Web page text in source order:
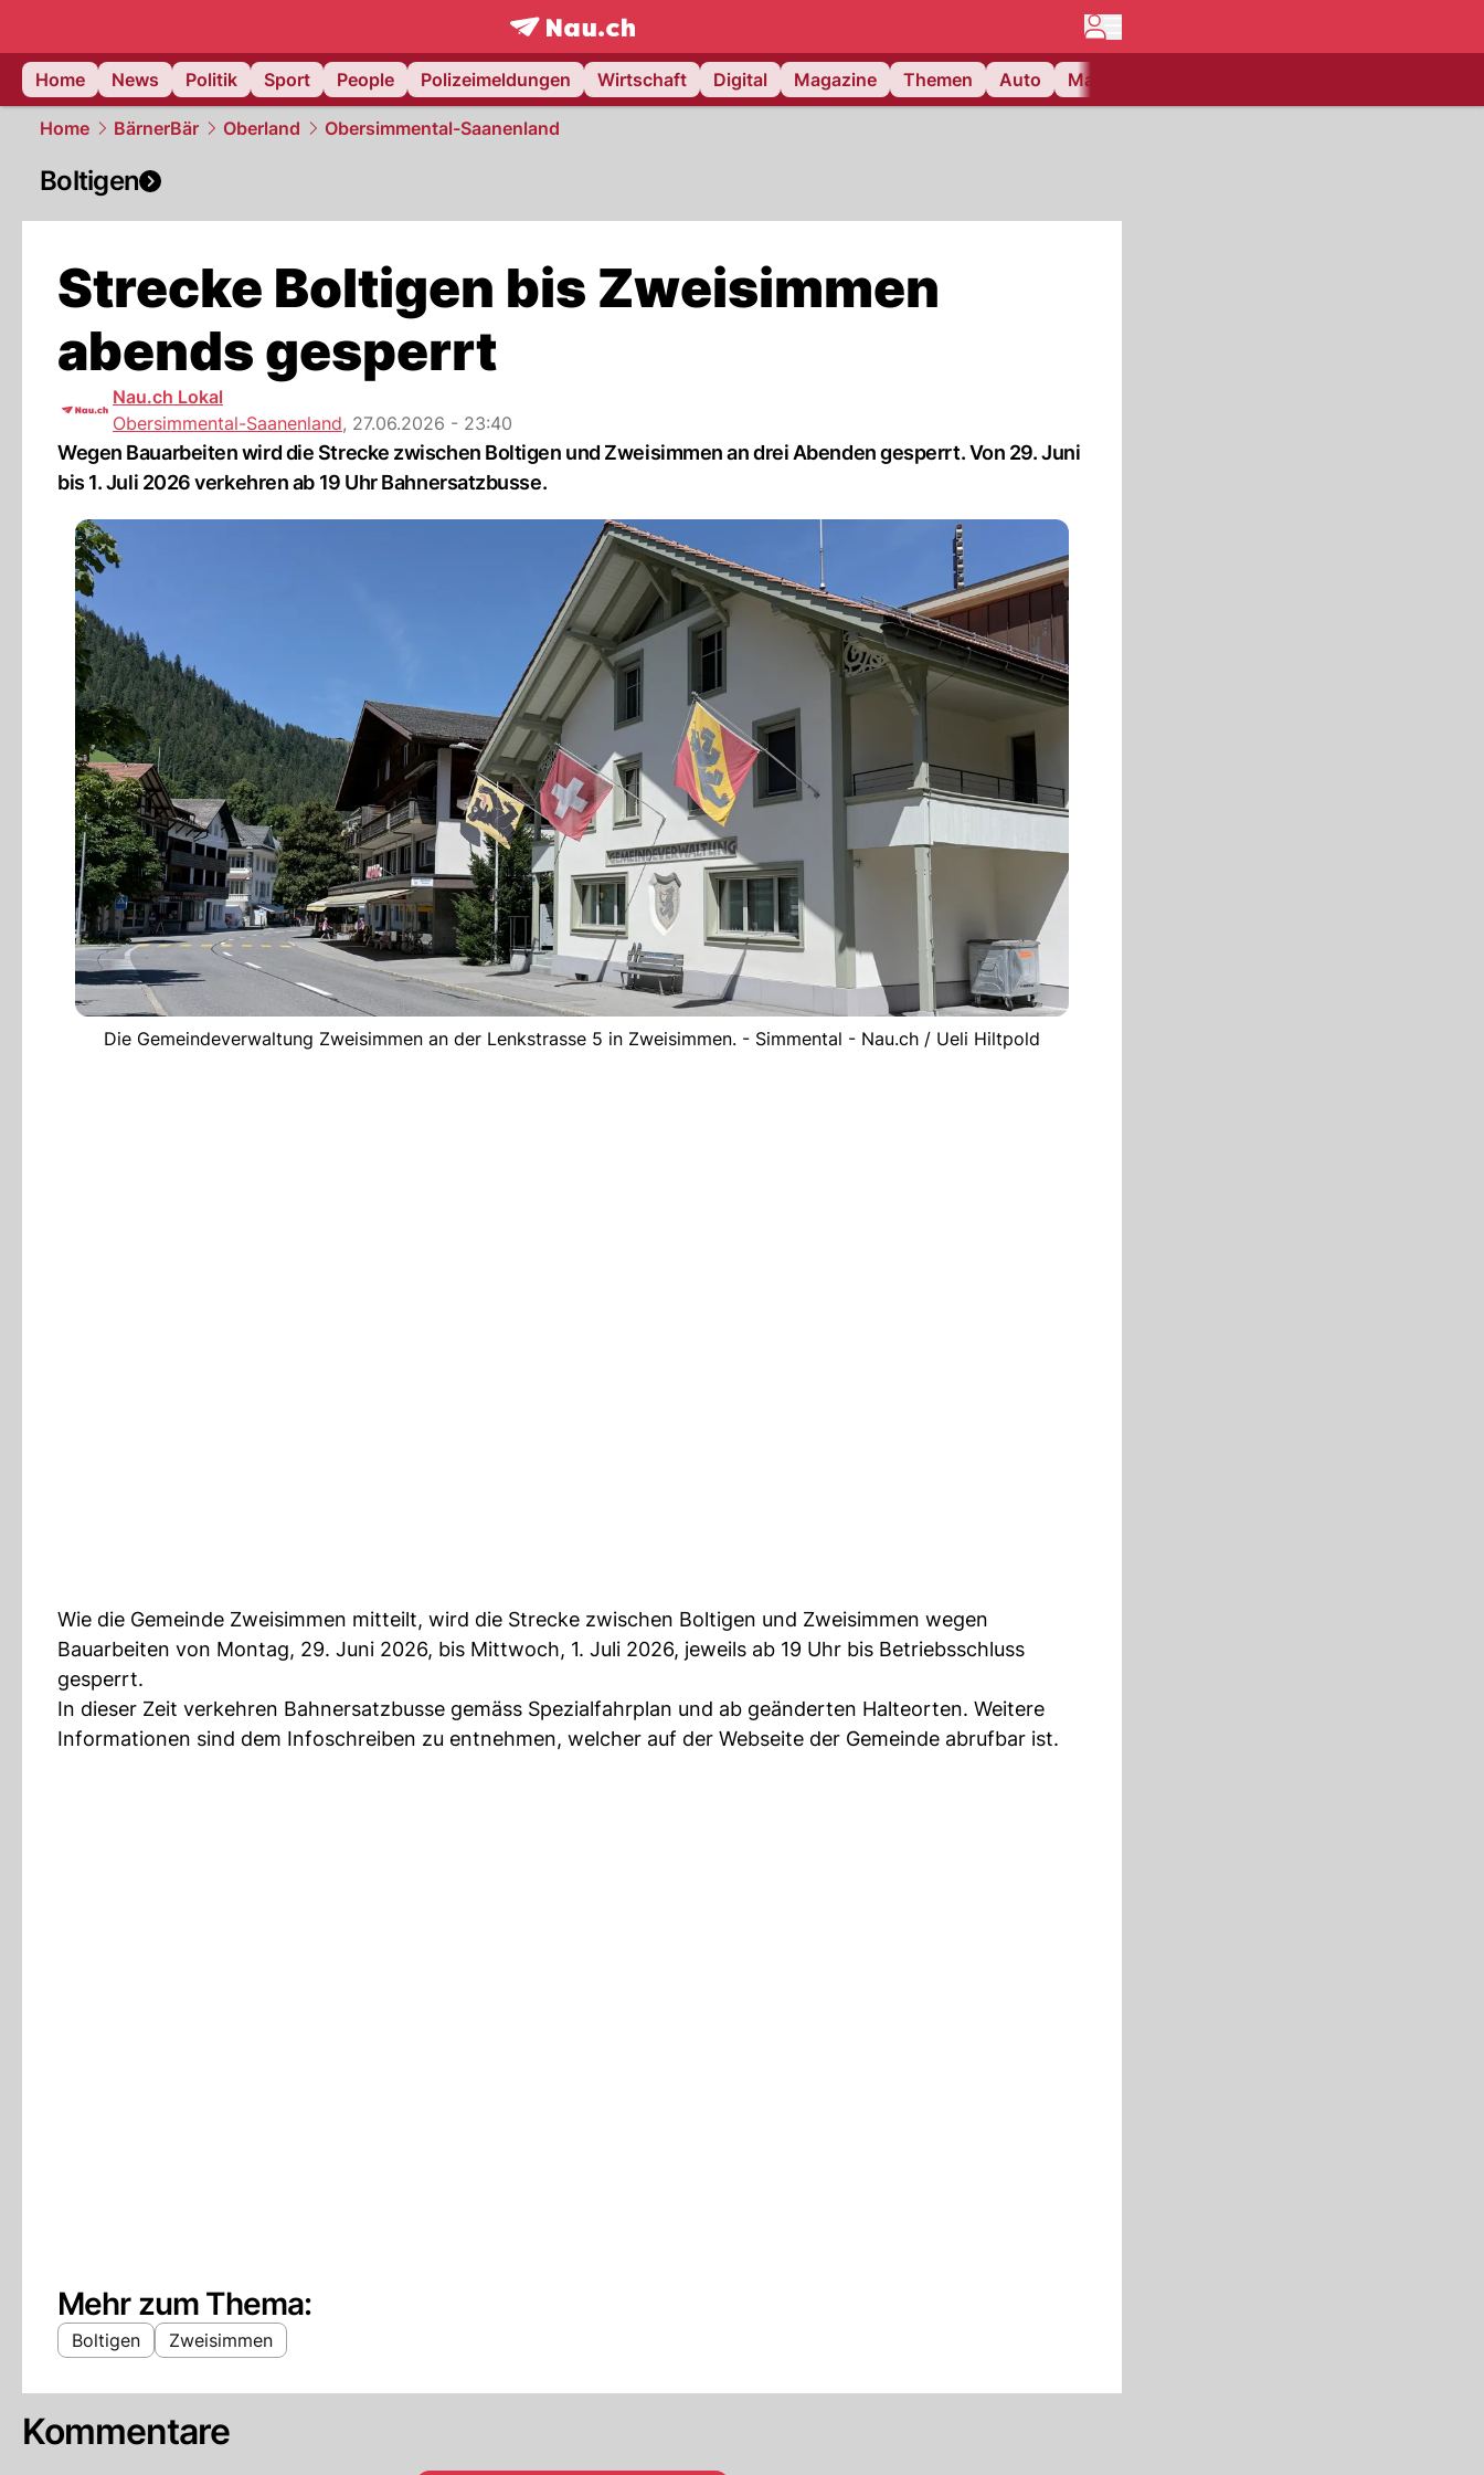
frontpage.NAU.ch
Home
News Politik Sport People Polizeimeldungen Wirtschaft Digital Magazine Themen Auto Matchcenter
Home BärnerBär Oberland Obersimmental-Saanenland
Boltigen
Strecke Boltigen bis Zweisimmen
abends gesperrt
Nau.ch Lokal
Obersimmental-Saanenland, 27.06.2026 - 23:40
Wegen Bauarbeiten wird die Strecke zwischen Boltigen und Zweisimmen an drei Abenden gesperrt. Von 29. Juni
bis 1. Juli 2026 verkehren ab 19 Uhr Bahnersatzbusse.
Die Gemeindeverwaltung Zweisimmen an der Lenkstrasse 5 in Zweisimmen. - Simmental - Nau.ch / Ueli Hiltpold
Wie die Gemeinde Zweisimmen mitteilt, wird die Strecke zwischen Boltigen und Zweisimmen wegen
Bauarbeiten von Montag, 29. Juni 2026, bis Mittwoch, 1. Juli 2026, jeweils ab 19 Uhr bis Betriebsschluss
gesperrt.
In dieser Zeit verkehren Bahnersatzbusse gemäss Spezialfahrplan und ab geänderten Halteorten. Weitere
Informationen sind dem Infoschreiben zu entnehmen, welcher auf der Webseite der Gemeinde abrufbar ist.
Mehr zum Thema:
Boltigen Zweisimmen
Kommentare